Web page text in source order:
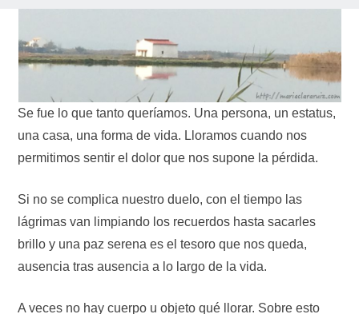
Se fue lo que tanto queríamos. Una persona, un estatus,
una casa, una forma de vida. Lloramos cuando nos
permitimos sentir el dolor que nos supone la pérdida.
Si no se complica nuestro duelo, con el tiempo las
lágrimas van limpiando los recuerdos hasta sacarles
brillo y una paz serena es el tesoro que nos queda,
ausencia tras ausencia a lo largo de la vida.
A veces no hay cuerpo u objeto qué llorar. Sobre esto